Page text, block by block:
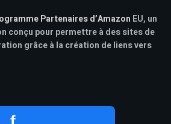
Partenaires d’Amazon EU, un
conçu pour permettre à des sites de
grâce à la création de liens vers